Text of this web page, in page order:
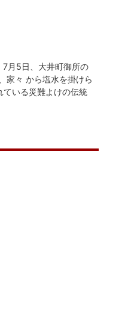
7月5日、大井町御所の
家々 から塩水を掛けら
いる災難よけの伝統